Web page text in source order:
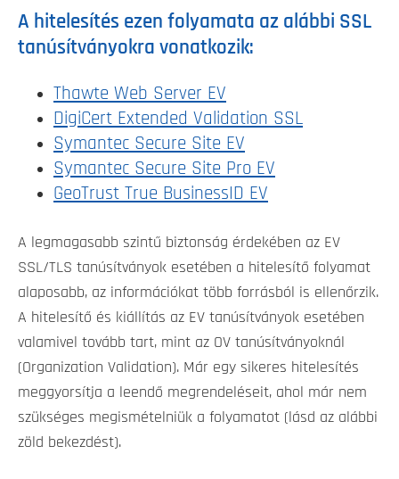
A hitelesítés ezen folyamata az alábbi SSL
tanúsítványokra vonatkozik:
Thawte Web Server EV
DigiCert Extended Validation SSL
Symantec Secure Site EV
Symantec Secure Site Pro EV
GeoTrust True BusinessID EV
A legmagasabb szintű biztonság érdekében az EV
SSL/TLS tanúsítványok esetében a hitelesítő folyamat
alaposabb, az információkat több forrásból is ellenőrzik.
A hitelesítő és kiállítás az EV tanúsítványok esetében
valamivel tovább tart, mint az OV tanúsítványoknál
(Organization Validation). Már egy sikeres hitelesítés
meggyorsítja a leendő megrendeléseit, ahol már nem
szükséges megismételniük a folyamatot (lásd az alábbi
zöld bekezdést).